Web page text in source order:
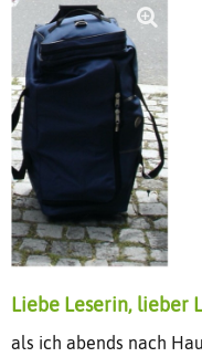
Liebe Leserin, lieber
als ich abends nach